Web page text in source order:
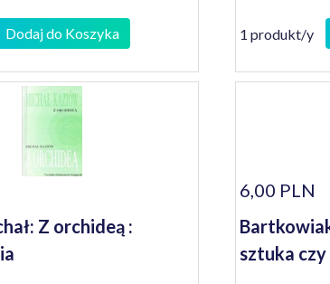
Dodaj do Koszyka 1 produkt/y
Z orchideą :
6,00 PLN
sztuka